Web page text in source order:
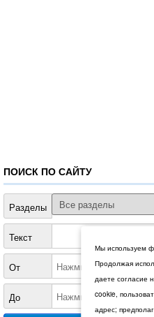
ПОИСК ПО САЙТУ
Разделы
Текст
От
До
Мы используем
Продолжая
даете согласие
cookie,
адрес;